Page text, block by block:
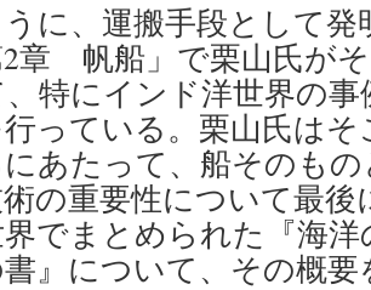
に、運搬手段として発
章 帆船」で栗山氏が
特にインド洋世界の
っている。栗山氏は
あたって、船そのも
の重要性について最
でまとめられた『海
』について、その概